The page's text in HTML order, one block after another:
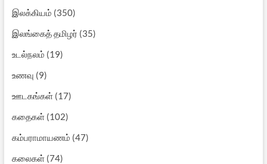
இலக்கியம் (350)
இலங்கைத் தமிழர் (35)
உடல்நலம் (19)
உணவு (9)
ஊடகங்கள்(17)
கதைகள்(102)
கம்பராமாயணம் (47)
கலைகள்(74)